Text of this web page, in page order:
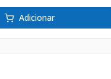
Adicionar